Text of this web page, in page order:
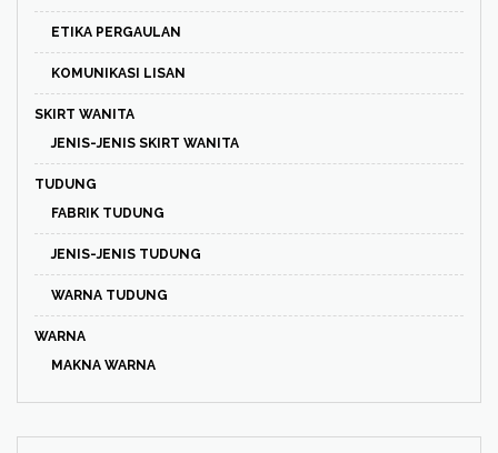
ETIKA PERGAULAN
KOMUNIKASI LISAN
SKIRT WANITA
JENIS-JENIS SKIRT WANITA
TUDUNG
FABRIK TUDUNG
JENIS-JENIS TUDUNG
WARNA TUDUNG
WARNA
MAKNA WARNA